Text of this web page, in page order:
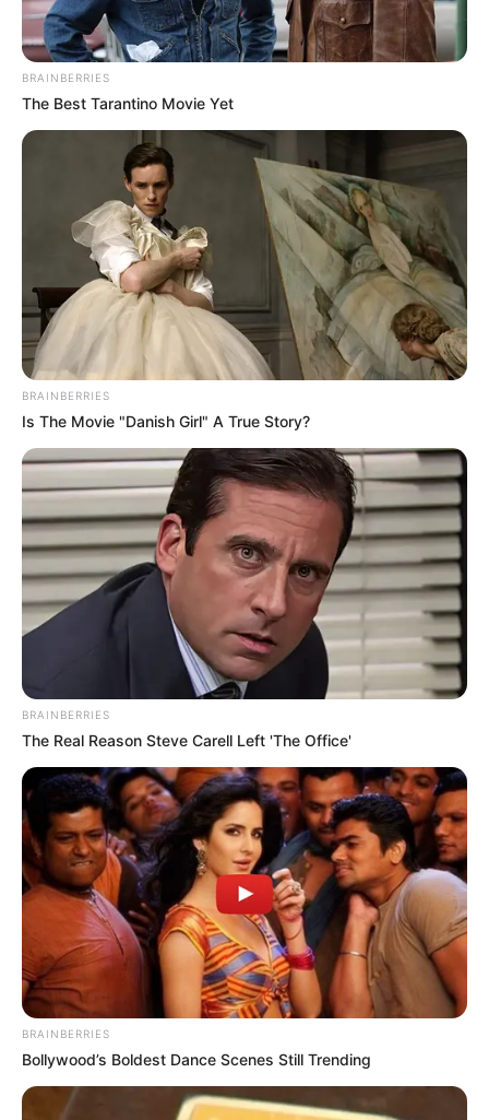
Fonte:Euro Roma
Gráfico 5
BRAINBERRIES
The Best Tarantino Movie Yet
BRAINBERRIES
Is The Movie "Danish Girl" A True Story?
BRAINBERRIES
The Real Reason Steve Carell Left 'The Office'
BRAINBERRIES
Bollywood’s Boldest Dance Scenes Still Trending